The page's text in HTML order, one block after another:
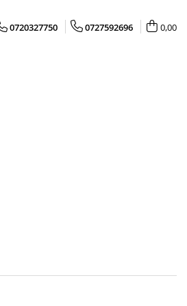
0720327750 0727592696 0,00